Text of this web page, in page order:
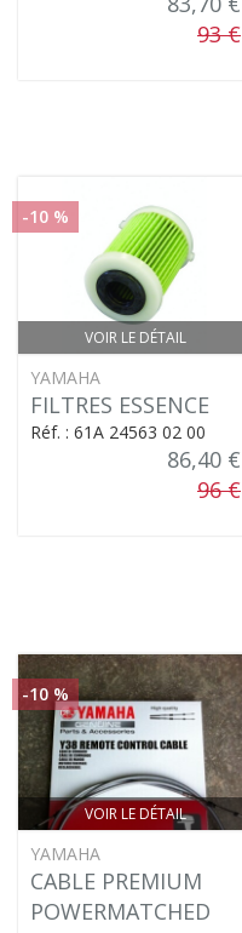
93 €
VOIR LE DÉTAIL
-10 %
YAMAHA
FILTRES ESSENCE
Réf. : 61A 24563 02 00
86,40 €
96 €
VOIR LE DÉTAIL
-10 %
YAMAHA
CABLE PREMIUM
POWERMATCHED